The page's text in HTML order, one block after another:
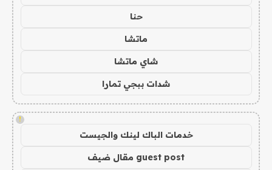
حنا
ماتشا
شاي ماتشا
شدات ببجي تمارا
!
خدمات الباك لينك والجيست
guest post مقال ضيف